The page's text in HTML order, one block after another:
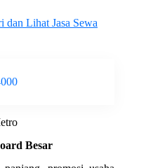
Lihat Jasa Sewa
Besar